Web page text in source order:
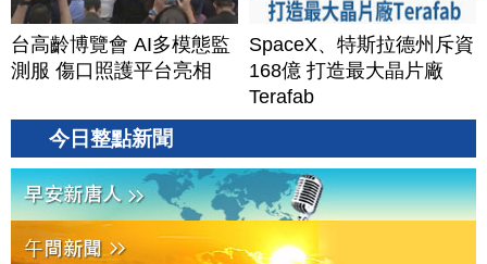
台高齡博覽會 AI多模態監
測服 傷口照護平台亮相
SpaceX、特斯拉德州斥資
168億 打造最大晶片廠
Terafab
今日整點新聞